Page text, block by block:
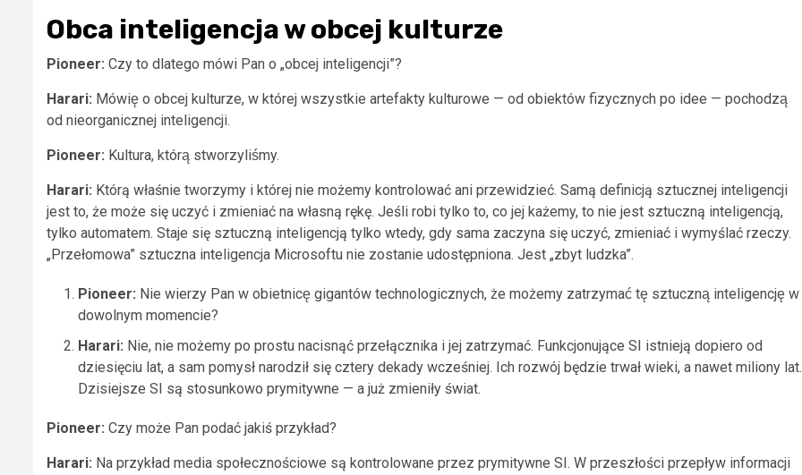
Obca inteligencja w obcej kulturze
Pioneer: Czy to dlatego mówi Pan o „obcej inteligencji”?
Harari: Mówię o obcej kulturze, w której wszystkie artefakty kulturowe — od obiektów fizycznych po idee — pochodzą
od nieorganicznej inteligencji.
Pioneer: Kultura, którą stworzyliśmy.
Harari: Którą właśnie tworzymy i której nie możemy kontrolować ani przewidzieć. Samą definicją sztucznej inteligencji
jest to, że może się uczyć i zmieniać na własną rękę. Jeśli robi tylko to, co jej każemy, to nie jest sztuczną inteligencją,
tylko automatem. Staje się sztuczną inteligencją tylko wtedy, gdy sama zaczyna się uczyć, zmieniać i wymyślać rzeczy.
„Przełomowa” sztuczna inteligencja Microsoftu nie zostanie udostępniona. Jest „zbyt ludzka”.
Pioneer: Nie wierzy Pan w obietnicę gigantów technologicznych, że możemy zatrzymać tę sztuczną inteligencję w
dowolnym momencie?
Harari: Nie, nie możemy po prostu nacisnąć przełącznika i jej zatrzymać. Funkcjonujące SI istnieją dopiero od
dziesięciu lat, a sam pomysł narodził się cztery dekady wcześniej. Ich rozwój będzie trwał wieki, a nawet miliony lat.
Dzisiejsze SI są stosunkowo prymitywne — a już zmieniły świat.
Pioneer: Czy może Pan podać jakiś przykład?
Harari: Na przykład media społecznościowe są kontrolowane przez prymitywne SI. W przeszłości przepływ informacji